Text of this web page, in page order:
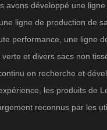
avons développé une
ligne de production de
performance, une ligne
et divers sacs non
en recherche et
les produits de
reconnus par les